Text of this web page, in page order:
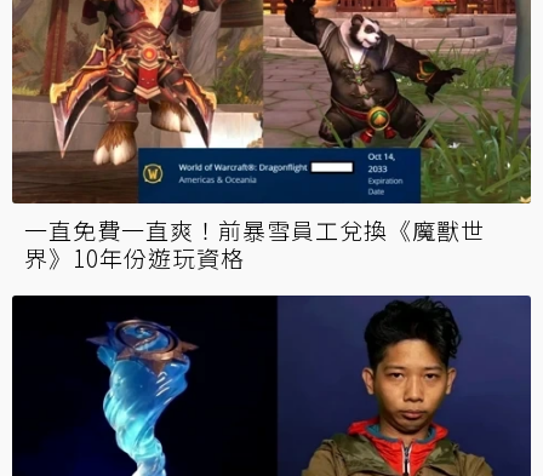
被判定成罵人？《鬥陣特攻2》校隊選手打
「隊友名稱」遭誤ban險失去獎學金
馬斯克批《暗黑破壞神4》職業失衡準備退
坑？考慮改玩《天命2》網喊：先不要